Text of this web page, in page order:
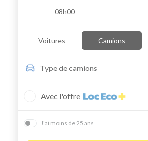
08h00
Voitures Camions
Type decamions
Avec l'offre
J'ai moins de 25 ans